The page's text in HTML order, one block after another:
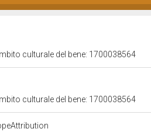
culturale del bene: 1700038564
culturale del bene: 1700038564